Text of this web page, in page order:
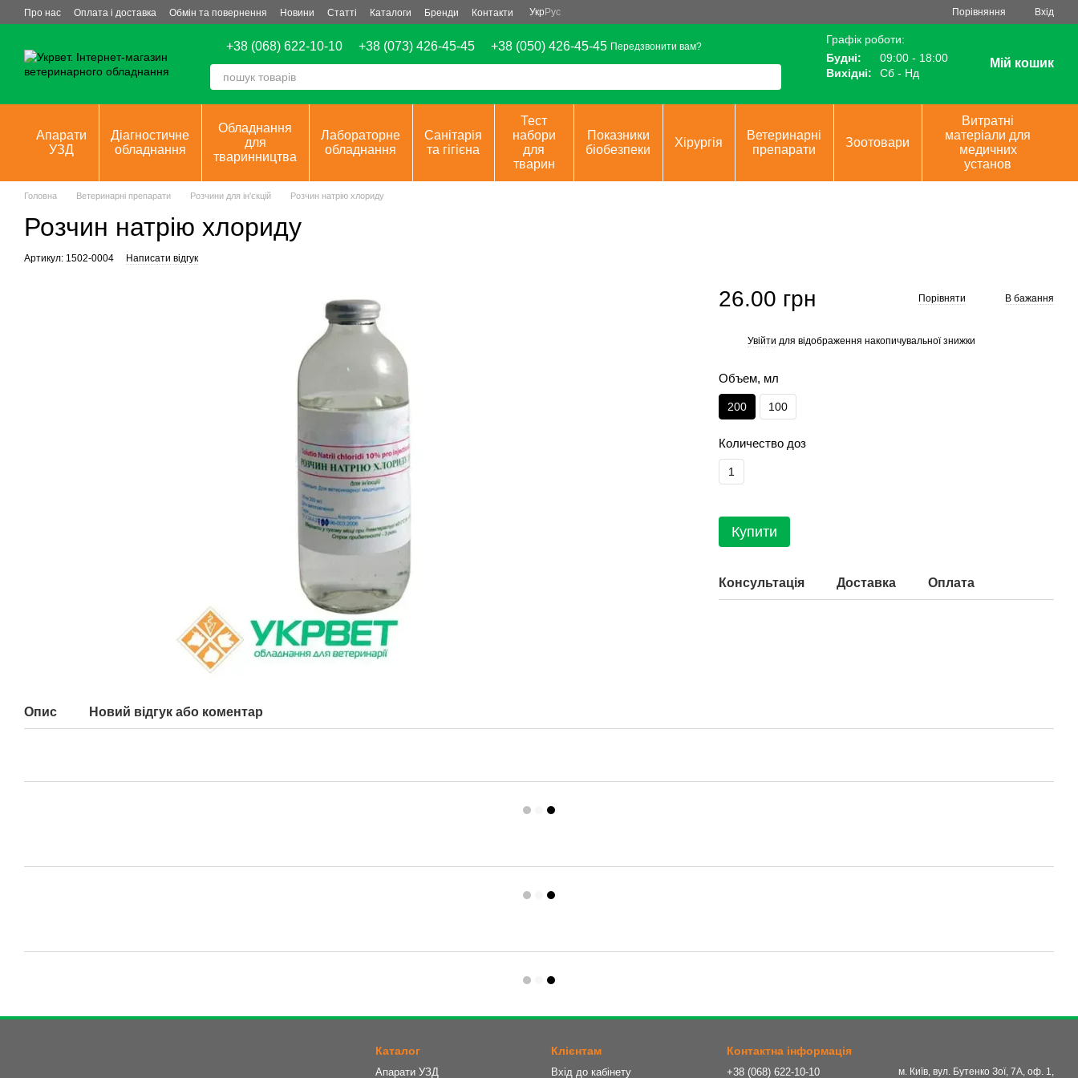
Перейти до основного контенту
Про нас Оплата і доставка Обмін та повернення Новини Статті Каталоги Бренди Контакти Укр Рус Порівняння Вхід
+38 (068) 622-10-10 +38 (073) 426-45-45 +38 (050) 426-45-45 Передзвонити вам?
Графік роботи:
Будні:
09:00 - 18:00
Вихідні:
Сб - Нд
Мій кошик
Апарати
УЗД
Діагностичне
обладнання
Обладнання
для
тваринництва
Лабораторне
обладнання
Санітарія
та гігієна
Тест
набори
для
тварин
Показники
біобезпеки
Хірургія
Ветеринарні
препарати
Зоотовари
Витратні
матеріали для
медичних
установ
Головна Ветеринарні препарати Розчини для ін'єкцій Розчин натрію хлориду
Розчин натрію хлориду
Артикул: 1502-0004 Написати відгук
26.00 грн Порівняти В бажання
Увійти для відображення накопичувальної знижки
Объем, мл
200 100
Количество доз
1
Купити
Консультація Доставка Оплата
Опис Новий відгук або коментар
Каталог
Апарати УЗД
Клієнтам
Вхід до кабінету
Контактна інформація
+38 (068) 622-10-10 м. Київ, вул. Бутенко Зої, 7А, оф. 1,